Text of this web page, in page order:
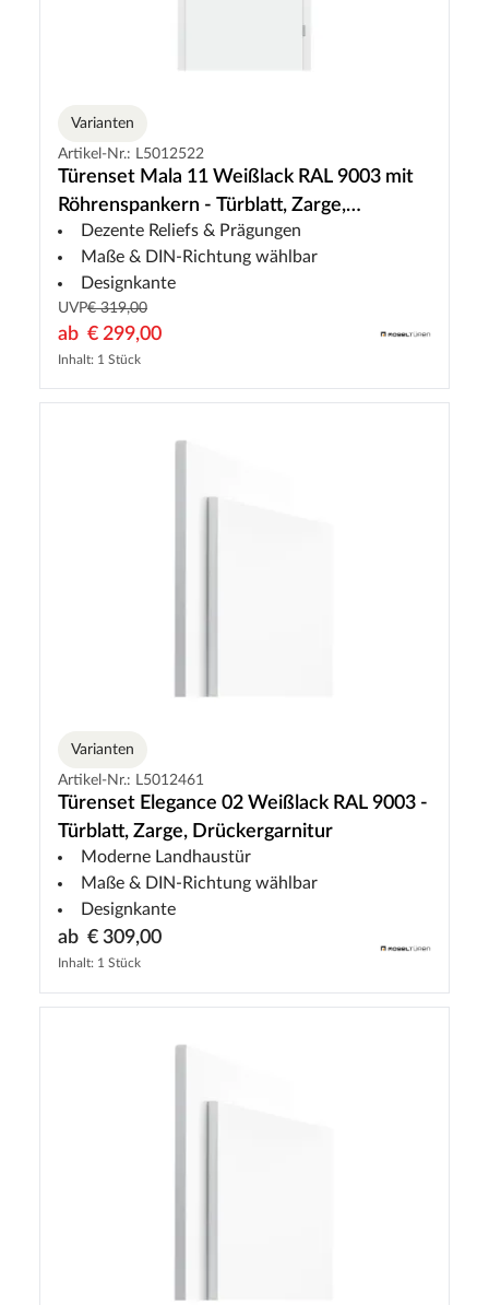
Varianten
Artikel-Nr.: L5012522
Türenset Mala 11 Weißlack RAL 9003 mit
Röhrenspankern - Türblatt, Zarge,
Drückergarnitur
Dezente Reliefs & Prägungen
Maße & DIN-Richtung wählbar
Designkante
UVP€ 319,00
ab € 299,00
Inhalt: 1 Stück
Varianten
Artikel-Nr.: L5012461
Türenset Elegance 02 Weißlack RAL 9003 -
Türblatt, Zarge, Drückergarnitur
Moderne Landhaustür
Maße & DIN-Richtung wählbar
Designkante
ab € 309,00
Inhalt: 1 Stück